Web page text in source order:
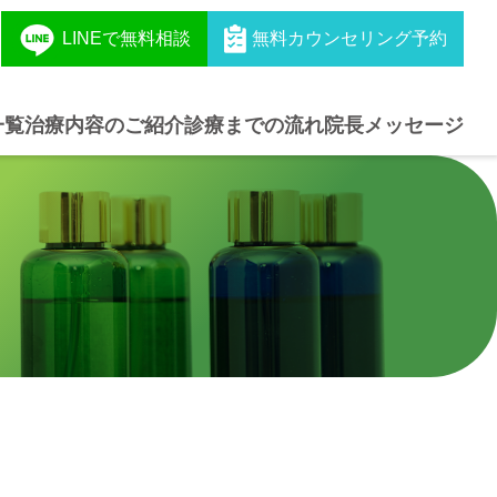
LINEで無料相談 無料カウンセリング予約
覧治療内容のご紹介診療までの流れ院長メッセージ